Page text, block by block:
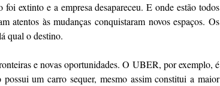
extinto e a empresa desapareceu. E onde estão todos
atentos às mudanças conquistaram novos espaços. Os
qual o destino.
e novas oportunidades. O UBER, por exemplo, é
um carro sequer, mesmo assim constitui a maior